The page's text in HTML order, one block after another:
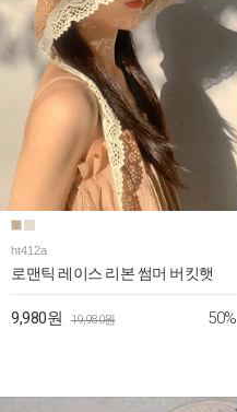
ht412a
로맨틱 레이스 리본 썸머 버킷햇
9,980원 19,980원 50%